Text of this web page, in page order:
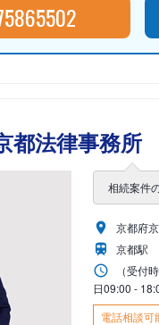
都法律事務所
相続案件
京都府
京都駅
（受付
日09:00 -
電話相談可